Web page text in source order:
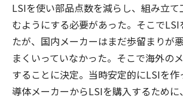
LSIを使い部品点数を減らし、組み立
むようにする必要があった。そこでLSI
たが、国内メーカーはまだ歩留まりが
まくいっていなかった。そこで海外の
することに決定。当時安定的にLSIを作
導体メーカーからLSIを購入するため